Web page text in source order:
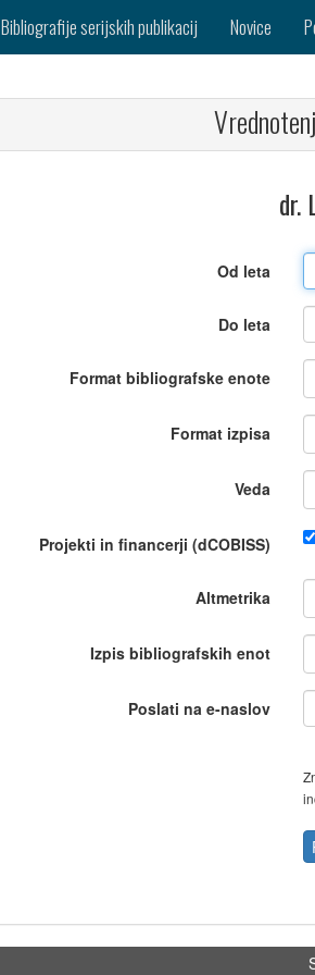
Bibliografije serijskih publikacij Novice
dr.
Od leta
Do leta
Format bibliografske enote
Format izpisa
Veda
Projekti in financerji (dCOBISS)
Altmetrika
Izpis bibliografskih enot
Poslati na e-naslov